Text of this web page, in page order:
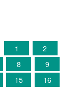
1
2
8
9
15
16